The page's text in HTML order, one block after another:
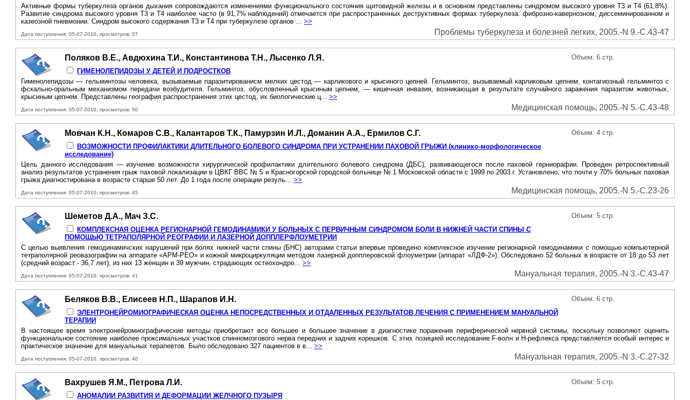
Активные формы туберкулеза органов дыхания сопровождаются изменениями функционального состояния щитовидной железы и в основном представлены синдромом высокого уровня Т3 и Т4 (61,8%).
Развитие синдрома высокого уровня Т3 и Т4 наиболее часто (в 91,7% наблюдений) отмечается при распространенных деструктивных формах туберкулеза: фиброзно-кавернозном, диссеминированном и
казеозной пневмонии. Синдром высокого содержания Т3 и Т4 при туберкулезе органов ... >>
Дата поступления: 05-07-2010, просмотров: 57 Проблемы туберкулеза и болезней легких, 2005.-N 9.-С.43-47
Поляков В.Е., Авдюхина Т.И., Константинова Т.Н., Лысенко Л.Я.
ГИМЕНОЛЕПИДОЗЫ У ДЕТЕЙ И ПОДРОСТКОВ
Объем: 6 стр.
Гименолепидозы — гельминтозы человека, вызываемые паразитированисм мелких цестод — карликового и крысиного цепней. Гельминтоз, вызываемый карликовым цепнем, контагиозный гельминтоз с
фскально-оральным механизмом передачи возбудителя. Гельминтоз, обусловленный крысиным цепнем, — кишечная инвазия, возникающая в результате случайного заражения паразитом животных,
крысиным цепнем. Представлены география распространения этих цестод, их биологические ц... >>
Дата поступления: 05-07-2010, просмотров: 50 Медицинская помощь, 2005.-N 5.-С.43-48
Мовчан К.Н., Комаров С.В., Калантаров Т.К., Памурзин И.Л., Доманин А.А., Ермилов С.Г.
ВОЗМОЖНОСТИ ПРОФИЛАКТИКИ ДЛИТЕЛЬНОГО БОЛЕВОГО СИНДРОМА ПРИ УСТРАНЕНИИ ПАХОВОЙ ГРЫЖИ (клинико-морфологическое
исследование)
Объем: 4 стр.
Цель данного исследования — изучение возможности хирургической профилактики длительного болевого синдрома (ДБС), развивающегося после паховой герниорафии. Проведен ретроспективный
анализ результатов устранения грыж паховой локализации в ЦВКГ ВВС № 5 и Красногорской городской больнице № 1 Московской области с 1999 по 2003 г. Установлено, что почти у 70% больных паховая
грыжа диагностирована в возрасте старше 50 лет. До 1 года после операции резуль... >>
Дата поступления: 05-07-2010, просмотров: 45 Медицинская помощь, 2005.-N 5.-С.23-26
Шеметов Д.А., Мач З.С.
КОМПЛЕКСНАЯ ОЦЕНКА РЕГИОНАРНОЙ ГЕМОДИНАМИКИ У БОЛЬНЫХ С ПЕРВИЧНЫМ СИНДРОМОМ БОЛИ В НИЖНЕЙ ЧАСТИ СПИНЫ С
ПОМОЩЬЮ ТЕТРАПОЛЯРНОЙ РЕОГРАФИИ И ЛАЗЕРНОЙ ДОППЛЕРФЛОУМЕТРИИ
Объем: 5 стр.
С целью выявления гемодинамичских нарушений при болях нижней части спины (БНС) авторами статьи впервые проведено комплексное изучение регионарной гемодинамики с помощью компьютерной
тетраполярной реовазографии на аппарате «АРМ-РЕО» и кожной микроциркуляции методом лазерной допплеровской флоуметрии (аппарат «ЛДФ-2»). Обследовано 52 больных в возрасте от 18 до 53 лет
(средний возраст - 36,7 лет), из них 13 женщин и 39 мужчин, страдающих остеохондро... >>
Дата поступления: 05-07-2010, просмотров: 41 Мануальная терапия, 2005.-N 3.-С.43-47
Беляков В.В., Елисеев Н.П., Шарапов И.Н.
ЭЛЕНТРОНЕЙРОМИОГРАФИЧЕСКАЯ ОЦЕНКА НЕПОСРЕДСТВЕННЫХ И ОТДАЛЕННЫХ РЕЗУЛЬТАТОВ ЛЕЧЕНИЯ С ПРИМЕНЕНИЕМ МАНУАЛЬНОЙ
ТЕРАПИИ
Объем: 6 стр.
В настоящее время электронейромиографические методы приобретают все большее и большее значение в диагностике поражения периферической нервной системы, поскольку позволяют оценить
функциональное состояние наиболее проксимальных участков спинномозгового нерва передних и задних корешков. С этих позицией исследование F-волн и Н-рефлекса представляется особый интерес и
практическое значение для мануальных терапевтов. Было обследовано 327 пациентов в в... >>
Дата поступления: 05-07-2010, просмотров: 40 Мануальная терапия, 2005.-N 3.-С.27-32
Вахрушев Я.М., Петрова Л.И.
АНОМАЛИИ РАЗВИТИЯ И ДЕФОРМАЦИИ ЖЕЛЧНОГО ПУЗЫРЯ
Объем: 5 стр.